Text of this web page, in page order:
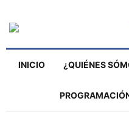
INICIO ¿QUIÉNES